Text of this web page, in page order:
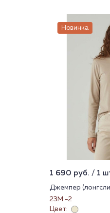
Новинка
1 690 руб. / 1
Джемпер
23М -2
Цвет: